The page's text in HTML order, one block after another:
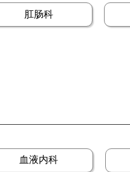
肛肠科
血液内科